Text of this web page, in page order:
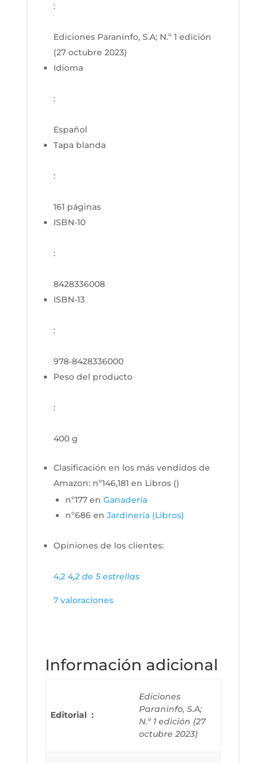
:
Ediciones Paraninfo, S.A; N.º 1 edición
(27 octubre 2023)
Idioma
:
Español
Tapa blanda
:
161 páginas
ISBN-10
:
8428336008
ISBN-13
:
978-8428336000
Peso del producto
:
400 g
Clasificación en los más vendidos de
Amazon: nº146,181 en Libros ()
nº177 en Ganadería
nº686 en Jardinería (Libros)
Opiniones de los clientes:
4,2 4,2 de 5 estrellas
7 valoraciones
Información adicional
Editorial ‏ : ‎
Ediciones
Paraninfo, S.A;
N.º 1 edición (27
octubre 2023)